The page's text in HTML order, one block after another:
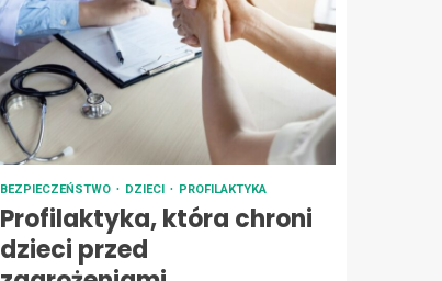
BEZPIECZEŃSTWO DZIECI PROFILAKTYKA
Profilaktyka, która chroni
dzieci przed